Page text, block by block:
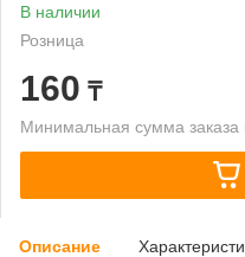
В наличии
Розница
160 ₸
Минимальная сумма
Описание